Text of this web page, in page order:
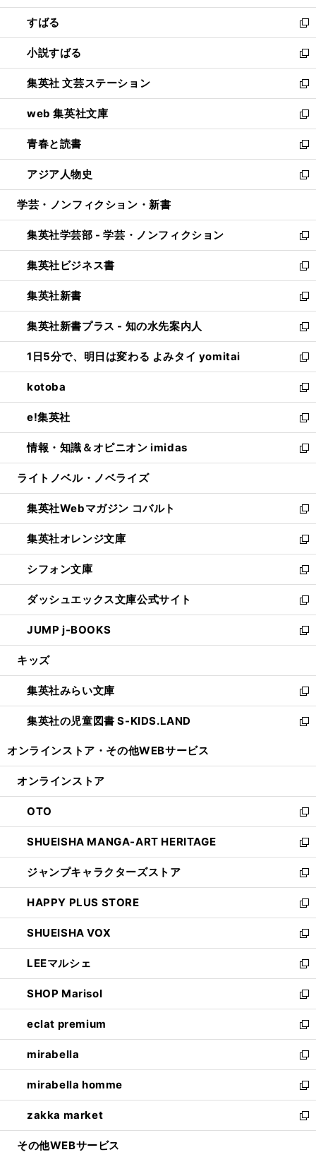
開
く
ウ
で
開
く
ン
ド
ウ
で
開
く
すばる
新
し
い
ウ
ィ
ン
ド
ウ
で
開
く
小説すばる
新
し
い
ウ
ィ
ン
ド
ウ
で
開
集英社 文芸ステーション
新
し
い
ウ
ィ
ン
ド
ウ
開
く
web 集英社文庫
新
し
い
ウ
ィ
ン
ウ
で
開
く
青春と読書
新
し
い
ウ
ン
ド
ウ
で
開
く
アジア人物史
新
し
ウ
ィ
ン
ド
ウ
で
開
く
学芸・ノンフィクション・新書
集英社学芸部 - 学芸・ノンフィクション
新
し
い
ウ
ィ
ン
ド
ウ
で
開
く
集英社ビジネス書
新
し
い
ウ
ィ
ン
ド
ウ
で
開
く
集英社新書
新
し
い
ウ
ィ
ン
ド
ウ
で
開
く
集英社新書プラス - 知の水先案内人
新
し
い
ウ
ィ
ン
ド
ウ
で
開
1日5分で、明日は変わる よみタイ yomitai
新
し
い
ウ
ィ
ン
ド
ウ
開
く
kotoba
新
し
い
ウ
ィ
ン
ウ
で
開
く
e!集英社
新
し
い
ウ
ン
ド
ウ
で
開
く
情報・知識＆オピニオン imidas
新
し
ウ
ィ
ン
ド
ウ
で
開
く
ライトノベル・ノベライズ
集英社Webマガジン コバルト
新
し
い
ウ
ィ
ン
ド
ウ
で
開
集英社オレンジ文庫
新
し
い
ウ
ィ
ン
ド
ウ
開
く
シフォン文庫
新
し
い
ウ
ィ
ン
ウ
で
開
く
ダッシュエックス文庫公式サイト
新
し
い
ウ
ン
ド
ウ
で
JUMP j-BOOKS
新
し
ウ
ィ
ン
ド
開
キッズ
集英社みらい文庫
新
し
い
ン
ウ
で
開
く
集英社の児童図書 S-KIDS.LAND
新
ウ
ン
ド
ウ
で
開
く
オンラインストア・ その他WEBサービス
オンラインストア
OTO
新
し
い
ウ
ィ
ン
ド
ウ
で
開
く
SHUEISHA MANGA-ART HERITAGE
新
し
い
ウ
ィ
ン
ド
ウ
で
開
く
ジャンプキャラクターズストア
新
し
い
ウ
ィ
ン
ド
ウ
で
開
く
HAPPY PLUS STORE
新
し
い
ウ
ィ
ン
ド
ウ
で
開
く
SHUEISHA VOX
新
し
い
ウ
ィ
ン
ド
ウ
で
開
く
LEEマルシェ
新
し
い
ウ
ィ
ン
ド
ウ
で
開
く
SHOP Marisol
新
し
い
ウ
ィ
ン
ド
ウ
で
開
eclat premium
新
し
い
ウ
ィ
ン
ド
ウ
mirabella
新
し
い
ウ
ィ
ン
mirabella homme
新
し
い
ウ
zakka market
新
し
その他WEBサービス